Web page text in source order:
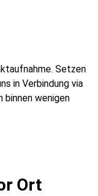
Setzen
in Verbindung via
binnen wenigen
Ort